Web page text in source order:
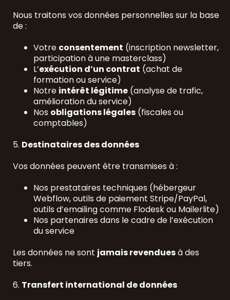
Nous traitons vos données personnelles sur la base
de :
Votre consentement (inscription newsletter,
participation à une masterclass)
L’exécution d’un contrat (achat de
formation ou service)
Notre intérêt légitime (analyse de trafic,
amélioration du service)
Nos obligations légales (fiscales ou
comptables)
5. Destinataires des données
Vos données peuvent être transmises à :
Nos prestataires techniques (hébergeur
Webflow, outils de paiement Stripe/PayPal,
outils d’emailing comme Flodesk ou Mailerlite)
Nos partenaires dans le cadre de l’exécution
du service
Les données ne sont jamais revenduesà des
tiers.
6. Transfert international de données